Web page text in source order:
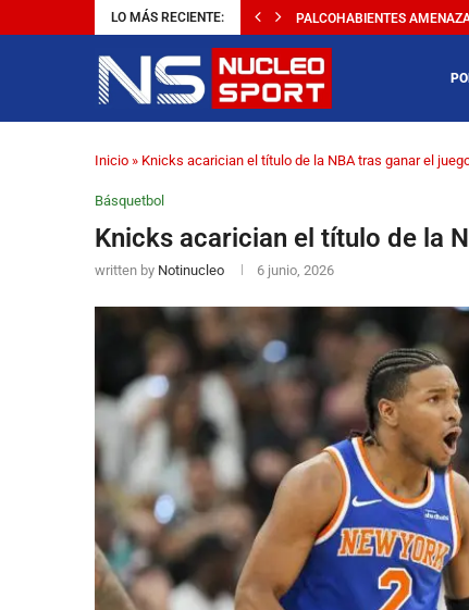
LO MÁS RECIENTE: PALCOHABIENTES
Inicio » Knicks acarician el título de la NBA tras ganar el
Básquetbol
Knicks acarician el título de la
written by Notinucleo 6 junio, 2026